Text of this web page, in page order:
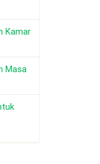
Kamar
Masa